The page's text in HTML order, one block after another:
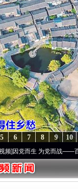
10
9
8
7
6
5
为党而战——百年“纪”事⑧